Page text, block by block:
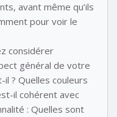
avant même qu’ils
pour voir le
considérer
général de votre
? Quelles couleurs
il cohérent avec
: Quelles sont